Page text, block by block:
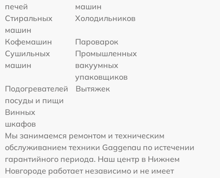
печей
машин
Стиральных
машин
Холодильников
Кофемашин
Пароварок
Сушильных
машин
Промышленных
вакуумных
упаковщиков
Подогревателей
посуды и пищи
Вытяжек
Винных
шкафов
Мы занимаемся ремонтом и техническим
обслуживанием техники Gaggenau по истечении
гарантийного периода. Наш центр в Нижнем
Новгороде работает независимо и не имеет